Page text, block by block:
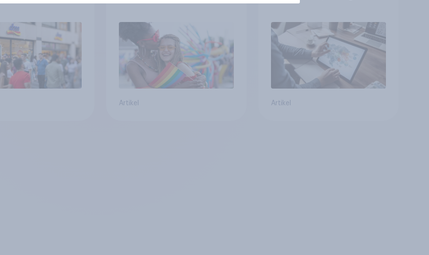
unter
Regenbogen-Logos
bleibt umstritten
Artikel
Buchungsagent
Artikel